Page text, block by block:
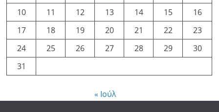
10
11 12 13 14 15
16
17
18 19 20 21 22
23
24
25 26 27 28 29
30
31
« Ιούλ